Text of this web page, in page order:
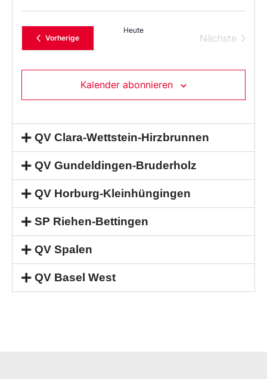
VorherigeVeranstaltungen
Heute
Nächste
Kalender abonnieren
QV Clara-Wettstein-Hirzbrunnen
QV Gundeldingen-Bruderholz
QV Horburg-Kleinhüngingen
SP Riehen-Bettingen
QV Spalen
QV Basel West